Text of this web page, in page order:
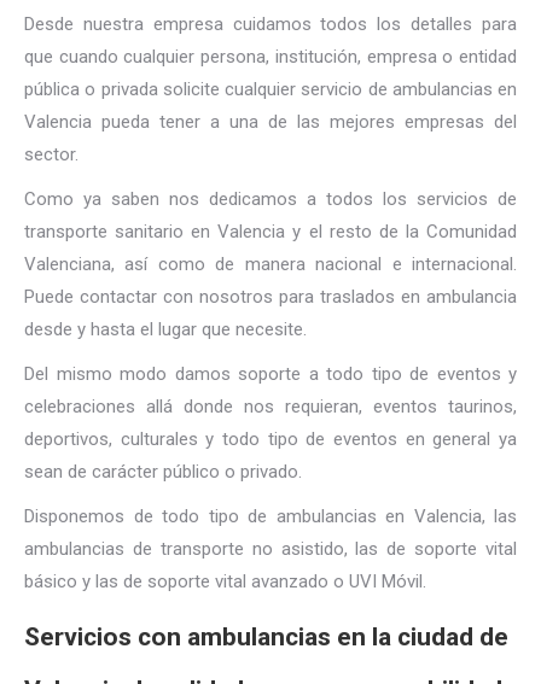
Desde nuestra empresa cuidamos todos los detalles para
que cuando cualquier persona, institución, empresa o entidad
pública o privada solicite cualquier servicio de ambulancias en
Valencia pueda tener a una de las mejores empresas del
sector.
Como ya saben nos dedicamos a todos los servicios de
transporte sanitario en Valencia y el resto de la Comunidad
Valenciana, así como de manera nacional e internacional.
Puede contactar con nosotros para traslados en ambulancia
desde y hasta el lugar que necesite.
Del mismo modo damos soporte a todo tipo de eventos y
celebraciones allá donde nos requieran, eventos taurinos,
deportivos, culturales y todo tipo de eventos en general ya
sean de carácter público o privado.
Disponemos de todo tipo de ambulancias en Valencia, las
ambulancias de transporte no asistido, las de soporte vital
básico y las de soporte vital avanzado o UVI Móvil.
Servicios con ambulancias en la ciudad de